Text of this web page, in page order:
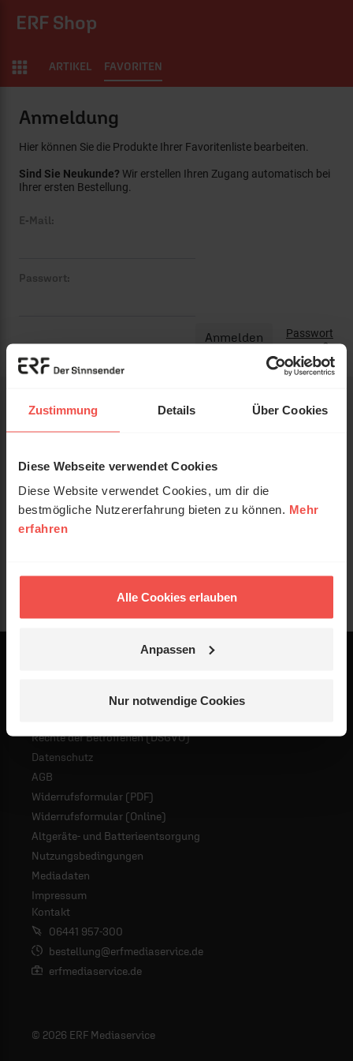
Zustimmung Details Über Cookies
Diese Webseite verwendet Cookies
Diese Website verwendet Cookies, um dir die
bestmögliche Nutzererfahrung bieten zu können. Mehr
erfahren
Alle Cookies erlauben
Anpassen
Nur notwendige Cookies
ERF Shop
ARTIKEL FAVORITEN
Anmeldung
Hier können Sie die Produkte Ihrer Favoritenliste bearbeiten.
Sind Sie Neukunde? Wir erstellen Ihren Zugang automatisch bei
Ihrer ersten Bestellung.
E-Mail:
Passwort:
Passwort
vergessen?
Rechte der Betroffenen (DSGVO)
Datenschutz
AGB
Widerrufsformular (PDF)
Widerrufsformular (Online)
Altgeräte- und Batterieentsorgung
Nutzungsbedingungen
Mediadaten
Impressum
Kontakt
06441 957-300
bestellung@erfmediaservice.de
erfmediaservice.de
© 2026 ERF Mediaservice